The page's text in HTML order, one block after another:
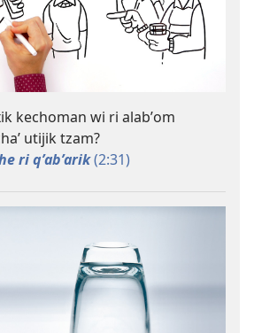
kechoman wi ri alabʼom
utijik tzam?
ri qʼabʼarik(2:31)